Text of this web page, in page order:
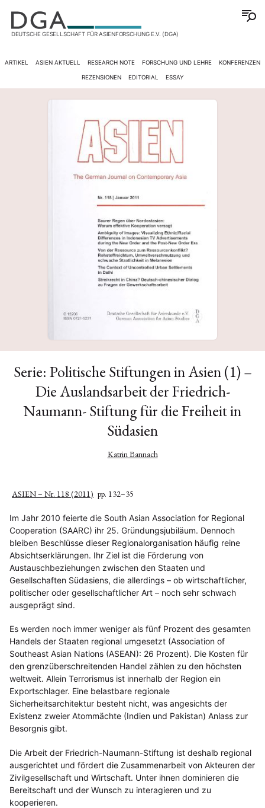
DEUTSCHE GESELLSCHAFT FÜR ASIENFORSCHUNG E.V. (DGA)
ARTIKEL ASIEN AKTUELL RESEARCH NOTE FORSCHUNG UND LEHRE KONFERENZEN
REZENSIONEN EDITORIAL ESSAY
Serie: Politische Stiftungen in Asien (1) –
Die Auslandsarbeit der Friedrich-
Naumann- Stiftung für die Freiheit in
Südasien
Katrin Bannach
ASIEN – Nr. 118 (2011) pp. 132–35
Im Jahr 2010 feierte die South Asian Association for Regional
Cooperation (SAARC) ihr 25. Gründungsjubiläum. Dennoch
bleiben Beschlüsse dieser Regionalorganisation häufig reine
Absichtserklärungen. Ihr Ziel ist die Förderung von
Austauschbeziehungen zwischen den Staaten und
Gesellschaften Südasiens, die allerdings – ob wirtschaftlicher,
politischer oder gesellschaftlicher Art – noch sehr schwach
ausgeprägt sind.
Es werden noch immer weniger als fünf Prozent des gesamten
Handels der Staaten regional umgesetzt (Association of
Southeast Asian Nations (ASEAN): 26 Prozent). Die Kosten für
den grenzüberschreitenden Handel zählen zu den höchsten
weltweit. Allein Terrorismus ist innerhalb der Region ein
Exportschlager. Eine belastbare regionale
Sicherheitsarchitektur besteht nicht, was angesichts der
Existenz zweier Atommächte (Indien und Pakistan) Anlass zur
Besorgnis gibt.
Die Arbeit der Friedrich-Naumann-Stiftung ist deshalb regional
ausgerichtet und fördert die Zusammenarbeit von Akteuren der
Zivilgesellschaft und Wirtschaft. Unter ihnen dominieren die
Bereitschaft und der Wunsch zu interagieren und zu
kooperieren.